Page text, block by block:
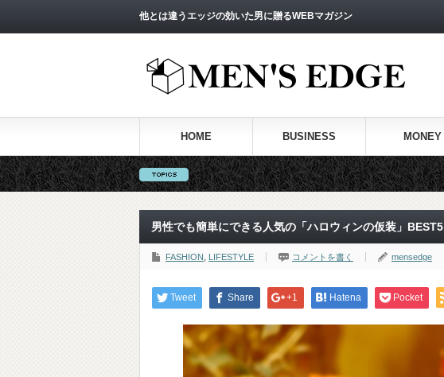
他とは違うエッジの効いた男に贈るWEBマガジン
HOME BUSINESS MONEY
男性でも簡単にできる人気の「ハロウィンの仮装」BEST5
FASHION LIFESTYLE コメントを書く mensedge
Tweet Share +1 Hatena Pocket